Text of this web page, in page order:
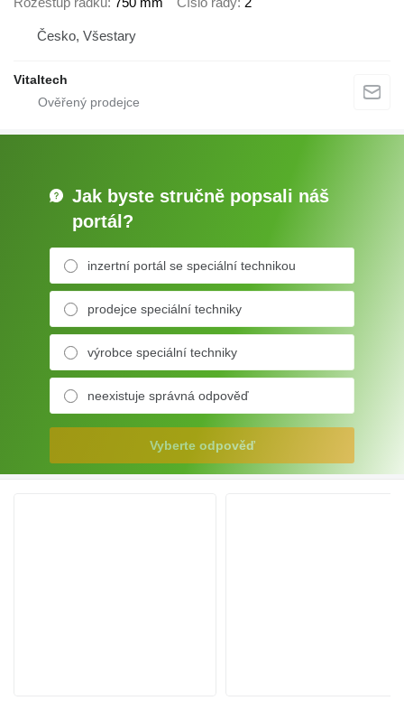
Česko, Všestary
Vitaltech
Jak byste stručně popsali náš
portál?
inzertní portál se speciální technikou
prodejce speciální techniky
výrobce speciální techniky
neexistuje správná odpověď
Vyberte odpověď